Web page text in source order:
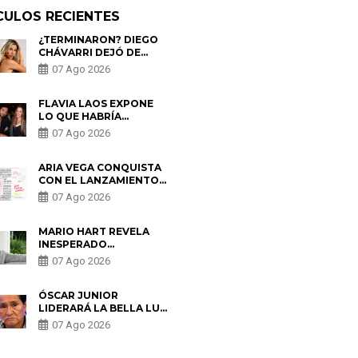
RECIENTES
¿TERMINARON? DIEGO
CHÁVARRI DEJÓ DE
SEGUIR A GABRIELA
HERRERA Y ANUNCIA SU
07 Ago 2026
FLAVIA LAOS EXPONE
LO QUE HABRÍA
BUSCADO PABLO
HEREDIA CON ALE
PARTES QUERÍA EL
REMEMBER”
07 Ago 2026
ARIA VEGA CONQUISTA
CON EL LANZAMIENTO
DE “TOTOTO (+4)”
07 Ago 2026
MARIO HART REVELA
INESPERADO
PROBLEMA DE SALUD
ANTES DE SEPARARSE
ENCONTRARON UN
TUMOR”
07 Ago 2026
ÓSCAR JUNIOR
LIDERARÁ LA BELLA LUZ
TRAS SALIDA DE SU
PADRE POR POLÉMICA
07 Ago 2026